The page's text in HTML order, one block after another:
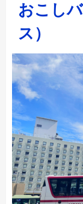
おこし
ス）